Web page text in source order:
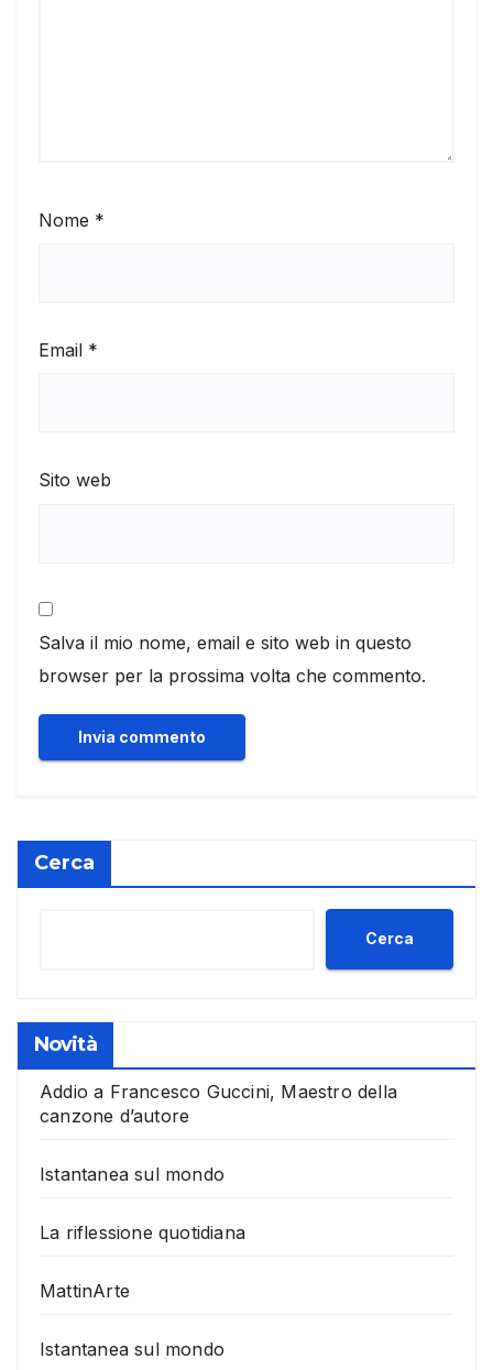
Nome *
Email *
Sito web
Salva il mio nome, email e sito web in questo
browser per la prossima volta che commento.
Cerca
Cerca
Novità
Addio a Francesco Guccini, Maestro della
canzone d’autore
Istantanea sul mondo
La riflessione quotidiana
MattinArte
Istantanea sul mondo